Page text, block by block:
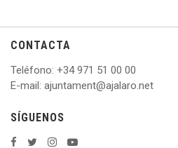
CONTACTA
Teléfono: +34 971 51 00 00
E-mail: ajuntament@ajalaro.net
SÍGUENOS